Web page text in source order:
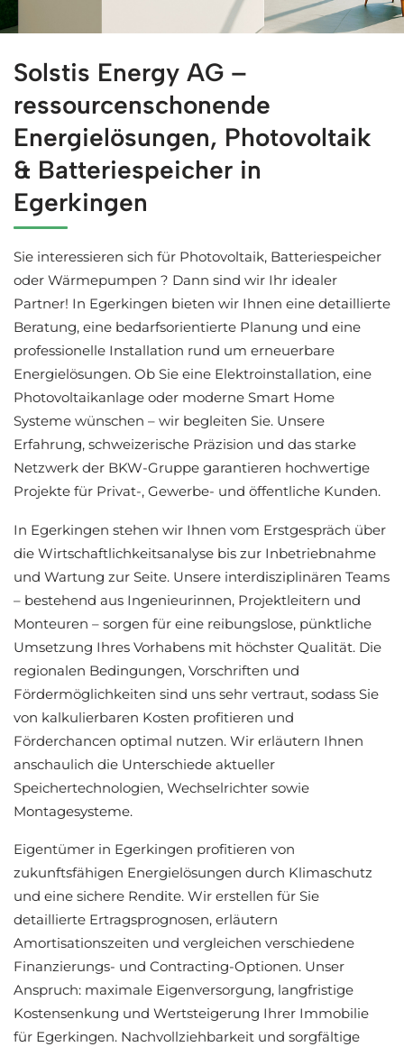
Solstis Energy AG –
ressourcenschonende
Energielösungen, Photovoltaik
& Batteriespeicher in
Egerkingen
Sie interessieren sich für Photovoltaik, Batteriespeicher
oder Wärmepumpen ? Dann sind wir Ihr idealer
Partner! In Egerkingen bieten wir Ihnen eine detaillierte
Beratung, eine bedarfsorientierte Planung und eine
professionelle Installation rund um erneuerbare
Energielösungen. Ob Sie eine Elektroinstallation, eine
Photovoltaikanlage oder moderne Smart Home
Systeme wünschen – wir begleiten Sie. Unsere
Erfahrung, schweizerische Präzision und das starke
Netzwerk der BKW-Gruppe garantieren hochwertige
Projekte für Privat-, Gewerbe- und öffentliche Kunden.
In Egerkingen stehen wir Ihnen vom Erstgespräch über
die Wirtschaftlichkeitsanalyse bis zur Inbetriebnahme
und Wartung zur Seite. Unsere interdisziplinären Teams
– bestehend aus Ingenieurinnen, Projektleitern und
Monteuren – sorgen für eine reibungslose, pünktliche
Umsetzung Ihres Vorhabens mit höchster Qualität. Die
regionalen Bedingungen, Vorschriften und
Fördermöglichkeiten sind uns sehr vertraut, sodass Sie
von kalkulierbaren Kosten profitieren und
Förderchancen optimal nutzen. Wir erläutern Ihnen
anschaulich die Unterschiede aktueller
Speichertechnologien, Wechselrichter sowie
Montagesysteme.
Eigentümer in Egerkingen profitieren von
zukunftsfähigen Energielösungen durch Klimaschutz
und eine sichere Rendite. Wir erstellen für Sie
detaillierte Ertragsprognosen, erläutern
Amortisationszeiten und vergleichen verschiedene
Finanzierungs- und Contracting-Optionen. Unser
Anspruch: maximale Eigenversorgung, langfristige
Kostensenkung und Wertsteigerung Ihrer Immobilie
für Egerkingen. Nachvollziehbarkeit und sorgfältige